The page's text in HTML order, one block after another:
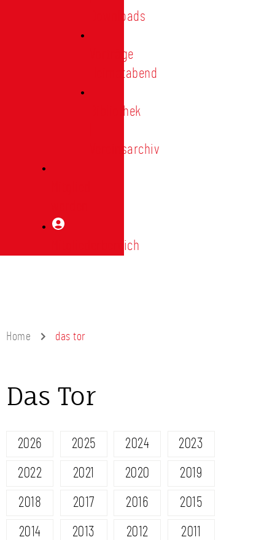
Downloads
Vorträge
Heimatabend
Bibliothek
Vereinsarchiv
Mitgliederbereich
Home das tor
Das Tor
2026 2025 2024
2023
2022
2021 2020
2019
2018
2017 2016
2015
2014
2013 2012
2011